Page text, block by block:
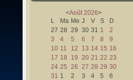
<Août 2026>
L
Ma Me J V S
D
27 28 29 30 31 1
2
3
4 5 6 7 8
9
10 11 12 13 14 15 16
17 18 19 20 21 22 23
24 25 26 27 28 29 30
31 1 2 3 4 5 6